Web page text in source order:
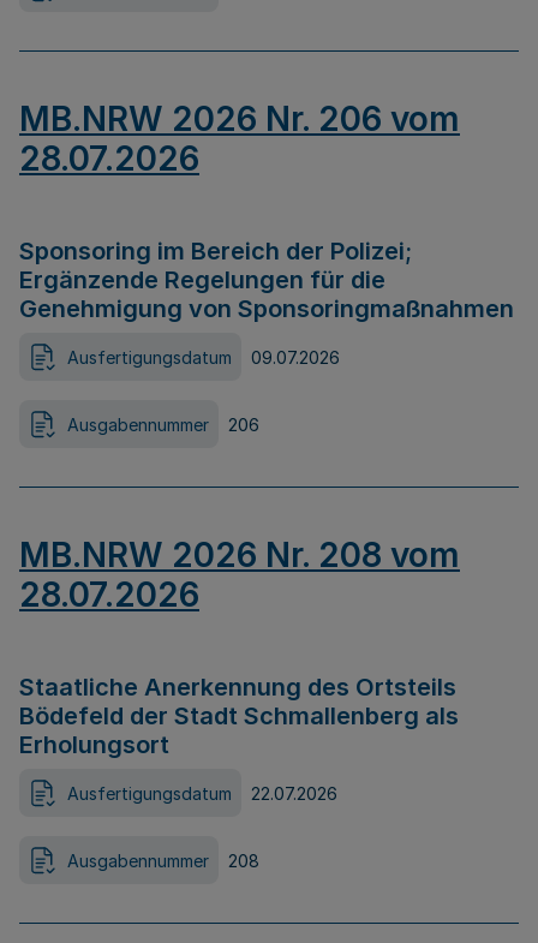
MB.NRW 2026 Nr. 206 vom
28.07.2026
Sponsoring im Bereich der Polizei;
Ergänzende Regelungen für die
Genehmigung von Sponsoringmaßnahmen
Ausfertigungsdatum 09.07.2026
Ausgabennummer 206
MB.NRW 2026 Nr. 208 vom
28.07.2026
Staatliche Anerkennung des Ortsteils
Bödefeld der Stadt Schmallenberg als
Erholungsort
Ausfertigungsdatum 22.07.2026
Ausgabennummer 208